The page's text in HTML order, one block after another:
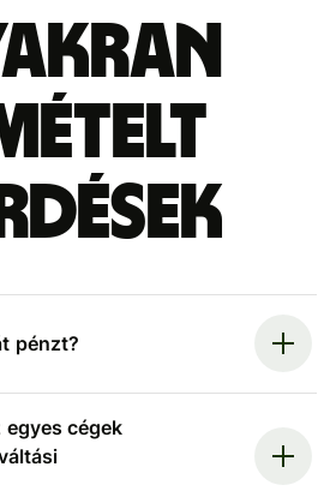
pénzt?
cégek